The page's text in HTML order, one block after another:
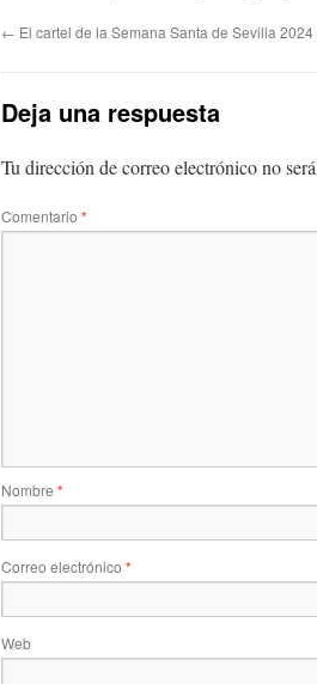
← El cartel de la Semana Santa de Sevilla 2024
Deja una respuesta
Tu dirección de correo electrónico no
Comentario *
Nombre *
Correo electrónico *
Web